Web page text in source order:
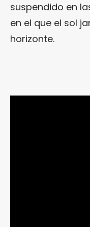
suspendido en
en el que el sol
horizonte.